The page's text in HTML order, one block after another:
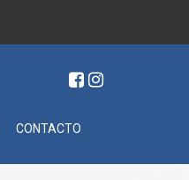
CONTACTO